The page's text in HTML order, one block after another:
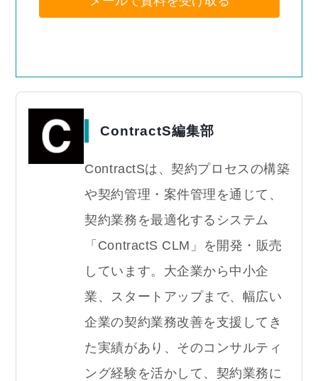
ContractS編集部
ContractSは、契約プロセスの構築
や契約管理・案件管理を通じて、
契約業務を最適化するシステム
「ContractS CLM」を開発・販売
しています。大企業から中小企
業、スタートアップまで、幅広い
企業の契約業務改善を支援してき
た実績があり、そのコンサルティ
ング経験を活かして、契約業務に